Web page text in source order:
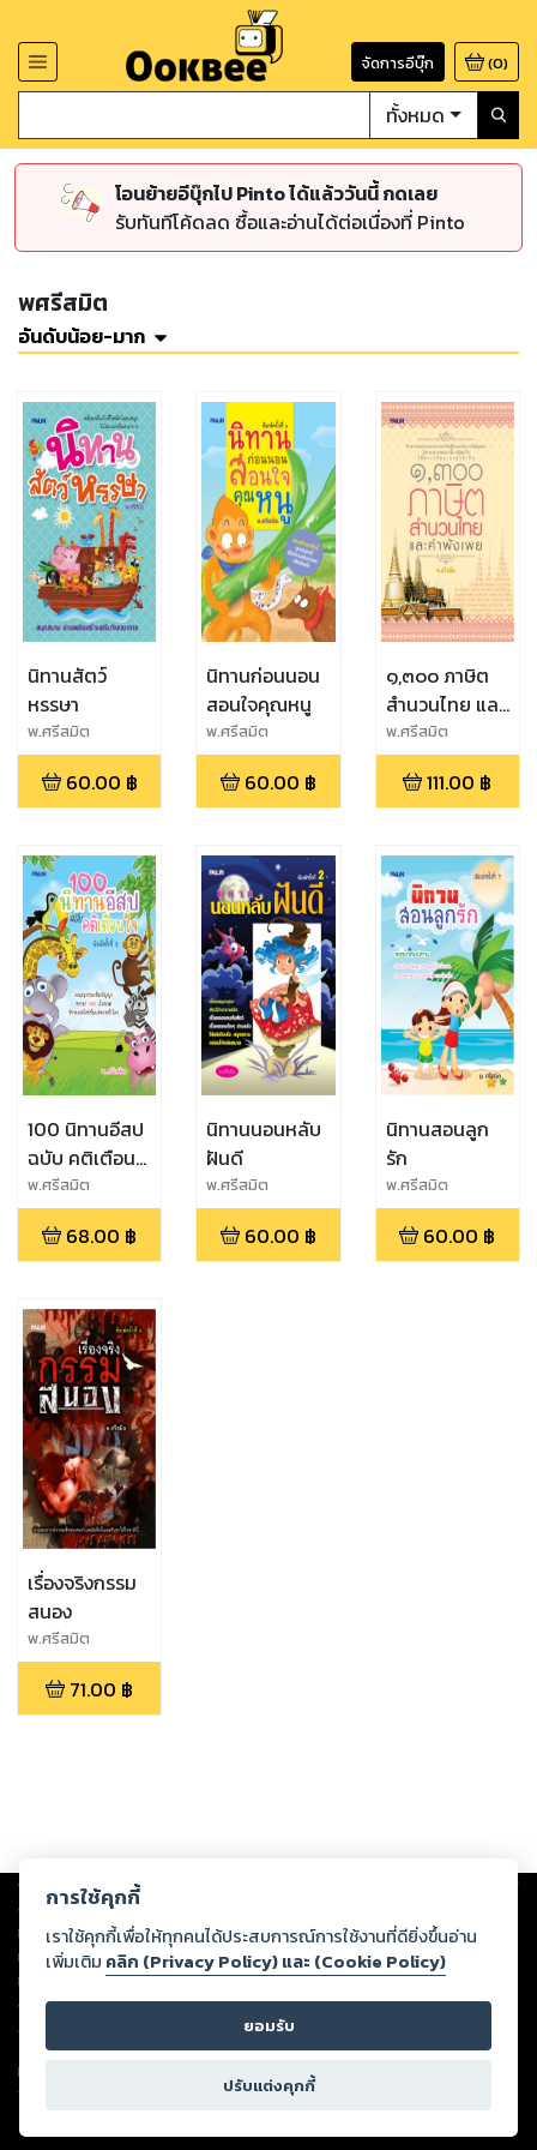
จัดการอีบุ๊ก (0)
ทั้งหมด
โอนย้ายอีบุ๊กไป Pinto ได้แล้ววันนี้ กดเลย
รับทันทีโค้ดลด ซื้อและอ่านได้ต่อเนื่องที่ Pinto
พศรีสมิต
อันดับน้อย-มาก
นิทานสัตว์
หรรษา
พ.ศรีสมิต
60.00 ฿
นิทานก่อนนอน
สอนใจคุณหนู
พ.ศรีสมิต
60.00 ฿
๑,๓๐๐ ภาษิต
สำนวนไทย และ
คำพังเพย
พ.ศรีสมิต
111.00 ฿
100 นิทานอีสป
ฉบับ คติเตือน
ใจ
พ.ศรีสมิต
68.00 ฿
นิทานนอนหลับ
ฝันดี
พ.ศรีสมิต
60.00 ฿
นิทานสอนลูก
รัก
พ.ศรีสมิต
60.00 ฿
เรื่องจริงกรรม
สนอง
พ.ศรีสมิต
71.00 ฿
Copyright © 2026
ต่อผลงานหรือเนื้อหาใดที่อัปโหลดผ่านเว็บไซต์และปรากฏว่าละเมิดสิทธิใน
ทรัพย์สินทางปัญญาของบุคคลอื่นหรือขัดต่อกฎหมายและศีลธรรม ดังนั้น ผู้อ่าน
ทุกท่านโปรดใช้วิจารณญาณในการกลั่นกรองด้วยตนเอง และหากท่านพบว่าส่วน
หนึ่งส่วนใดขัดต่อกฎหมายและศีลธรรม กรุณาแจ้งมายังบริษัท เพื่อทีมงานจะได้
ดำเนินการในทันที ทั้งนี้ ทางสตอรี่ล็อกขอสงวนลิขสิทธิ์ตามพระราชบัญญัติ
ลิขสิทธิ์ พ.ศ. 2537 (ฉบับล่าสุด)
For support: member@ookbee.com
Version
การใช้คุกกี้
เราใช้คุกกี้เพื่อให้ทุกคนได้ประสบการณ์การใช้งานที่ดียิ่งขึ้นอ่าน
เพิ่มเติม คลิก (Privacy Policy) และ (Cookie Policy)
ยอมรับ
ปรับแต่งคุกกี้